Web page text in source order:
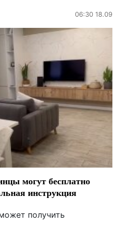
06:30 18.09
могут бесплатно
инструкция
получить